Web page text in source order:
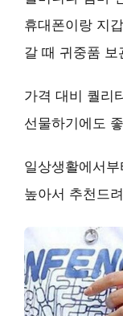
휴대폰이랑 지
갈 때 귀중품 보
가격 대비 퀄리
선물하기에도
일상생활에서
높아서 추천드